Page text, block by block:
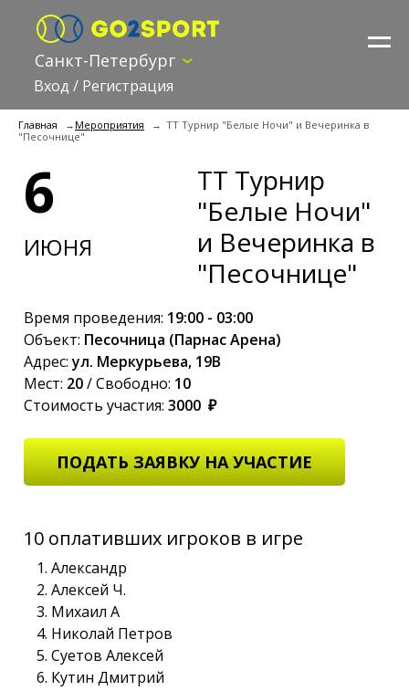
Санкт-Петербург
Вход / Регистрация
Главная Мероприятия
ТТ Турнир "Белые Ночи" и Вечеринка в
"Песочнице"
6
ИЮНЯ
ТТ Турнир
"Белые Ночи"
и Вечеринка в
"Песочнице"
Время проведения: 19:00 - 03:00
Объект: Песочница (Парнас Арена)
Адрес:ул. Меркурьева, 19В
Мест: 20/ Свободно: 10
Стоимость участия: 3000 ₽
ПОДАТЬ ЗАЯВКУ НА УЧАСТИЕ
10 оплативших игроков в игре
Александр
Алексей Ч.
Михаил А
Николай Петров
Суетов Алексей
Кутин Дмитрий